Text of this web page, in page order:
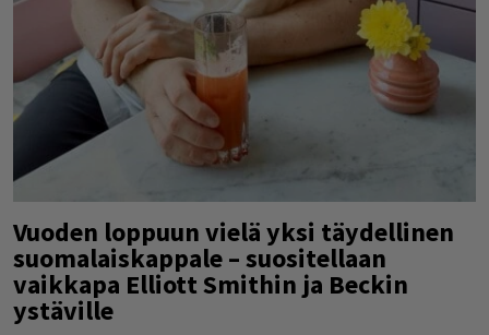
Vuoden loppuun vielä yksi täydellinen
suomalaiskappale – suositellaan
vaikkapa Elliott Smithin ja Beckin
ystäville